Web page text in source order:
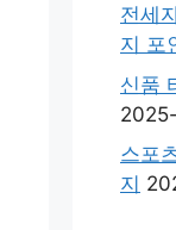
전세
지 포
신품
스포
지